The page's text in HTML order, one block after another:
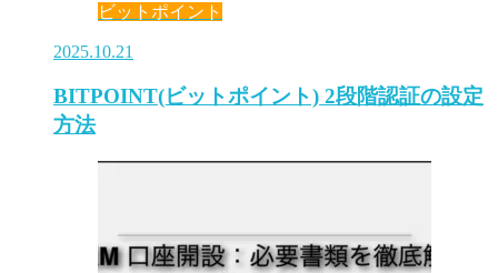
ビットポイント
2025.10.21
BITPOINT(ビットポイント) 2段階認証の設定
方法